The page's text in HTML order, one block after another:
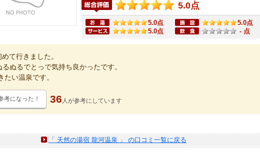
5.0点
5.0点
5.0点
5.0点
- 点
て行きました。
るぬるでとっで気持ち良かったです。
たい温泉です。
考になった！ 36 人が参考にしています
「 天然の湯宿 龍河温泉 」 の口コミ一覧に戻る